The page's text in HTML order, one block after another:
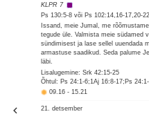
KLPR 7
Ps 130:5-8 või Ps 102:14,16-17,20-
Issand, meie Jumal, me
tegude üle. Valmista meie südamed
sündimisest ja lase sellel uuendada
armastuse saadikud. Seda palume
läbi.
Lisalugemine: Srk 42:15-25
Õhtul: Ps 24:1-6;1Aj 16:8-17;Ps
09.16- 15.21
21. detsember